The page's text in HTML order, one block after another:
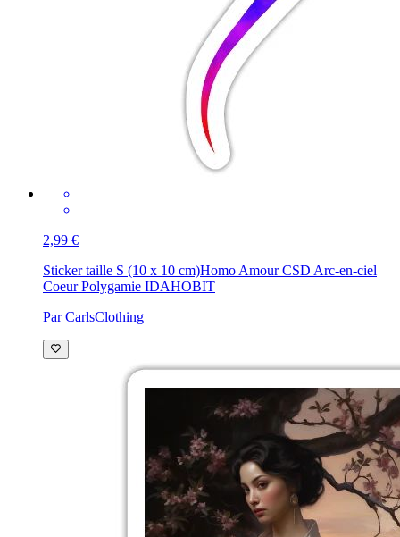
2,99 €
Sticker taille S (10 x 10 cm)Homo Amour CSD Arc-en-ciel
Coeur Polygamie IDAHOBIT
Par CarlsClothing